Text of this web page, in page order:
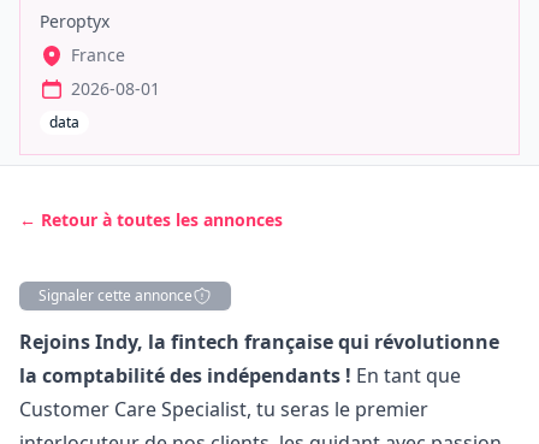
Peroptyx
France
2026-08-01
data
← Retour à toutes les annonces
Signaler cette annonce
Description
Rejoins Indy, la fintech française qui révolutionne
la comptabilité des indépendants ! En tant que
Customer Care Specialist, tu seras le premier